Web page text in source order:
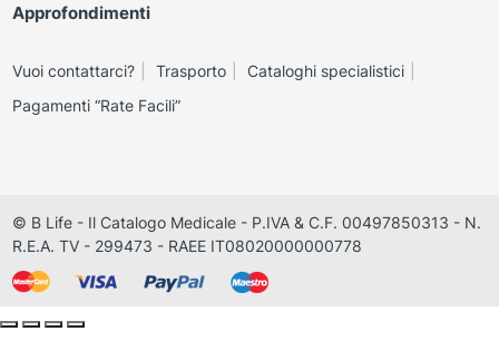
Approfondimenti
Vuoi contattarci? Trasporto
Cataloghi specialistici
Pagamenti “Rate Facili”
© B Life - Il Catalogo Medicale - P.IVA & C.F. 00497850313 - N.
R.E.A. TV - 299473 - RAEE IT08020000000778